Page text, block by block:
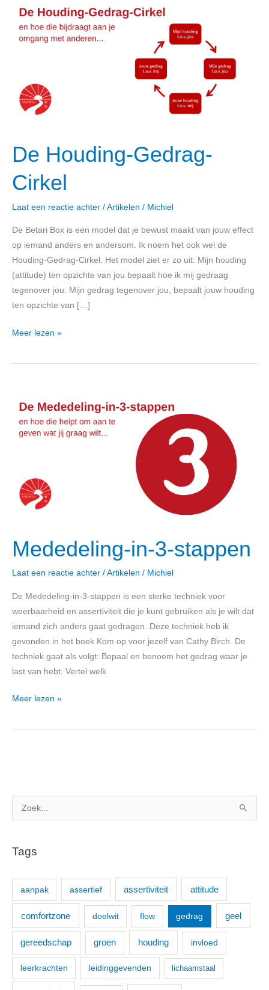
De Houding-Gedrag-
Cirkel
Laat een reactie achter / Artikelen / Michiel
De Betari Box is een model dat je bewust maakt van jouw effect
op iemand anders en andersom. Ik noem het ook wel de
Houding-Gedrag-Cirkel. Het model ziet er zo uit: Mijn houding
(attitude) ten opzichte van jou bepaalt hoe ik mij gedraag
tegenover jou. Mijn gedrag tegenover jou, bepaalt jouw houding
ten opzichte van […]
Houding-
Gedrag-
Cirkel
Meer lezen »
Mededeling-in-3-stappen
Laat een reactie achter / Artikelen / Michiel
De Mededeling-in-3-stappen is een sterke techniek voor
weerbaarheid en assertiviteit die je kunt gebruiken als je wilt dat
iemand zich anders gaat gedragen. Deze techniek heb ik
gevonden in het boek Kom op voor jezelf van Cathy Birch. De
techniek gaat als volgt: Bepaal en benoem het gedrag waar je
last van hebt. Vertel welk
3-
stappen
Meer lezen »
Tags
aanpak assertief assertiviteit attitude
comfortzone doelwit flow gedrag geel
gereedschap groen houding invloed
leerkrachten leidinggevenden lichaamstaal